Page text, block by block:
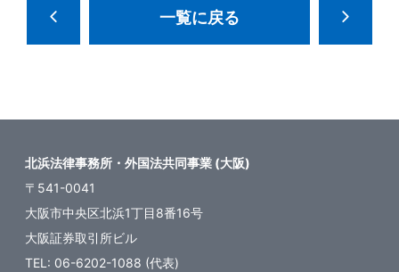
一覧に戻る
北浜法律事務所・外国法共同事業 (大阪)
〒541-0041
大阪市中央区北浜1丁目8番16号
大阪証券取引所ビル
TEL: 06-6202-1088 (代表)